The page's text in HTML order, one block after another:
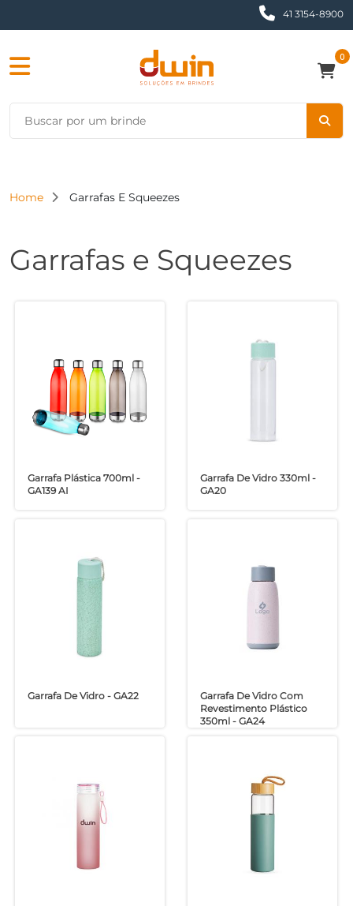
41 3154-8900
0
Home Garrafas E Squeezes
Garrafas e Squeezes
Garrafa Plástica 700ml -
GA139 AI
Garrafa De Vidro 330ml -
GA20
Garrafa De Vidro - GA22
Garrafa De Vidro Com
Revestimento Plástico
350ml - GA24